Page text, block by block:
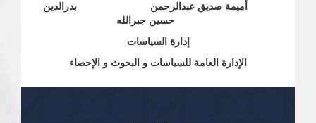
أميمة صديق عبدالرحمن بدرالدين
حسين جبرالله
إدارة السياسات
الإدارة العامة للسياسات و البحوث و الإحصاء